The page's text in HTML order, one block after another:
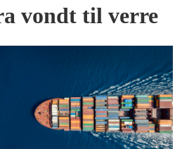
vondt til verre